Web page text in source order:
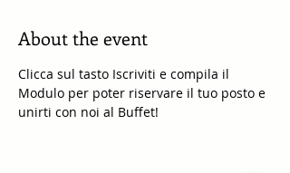
About the event
Clicca sul tasto Iscriviti e compila il
Modulo per poter riservare il tuo posto e
unirti con noi al Buffet!